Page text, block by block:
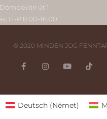
út 1.
H-P 8:00-16:00
© 2020 MINDEN JOG
Deutsch (Német)